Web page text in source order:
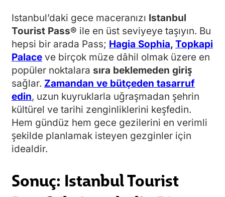
Istanbul’daki gece maceranızı Istanbul
Tourist Pass® ile en üst seviyeye taşıyın. Bu
hepsi bir arada Pass; Hagia Sophia, Topkapi
Palace ve birçok müze dâhil olmak üzere en
popüler noktalara sıra beklemeden giriş
sağlar. Zamandan ve bütçeden tasarruf
edin, uzun kuyruklarla uğraşmadan şehrin
kültürel ve tarihi zenginliklerini keşfedin.
Hem gündüz hem gece gezilerini en verimli
şekilde planlamak isteyen gezginler için
idealdir.
Sonuç: Istanbul Tourist